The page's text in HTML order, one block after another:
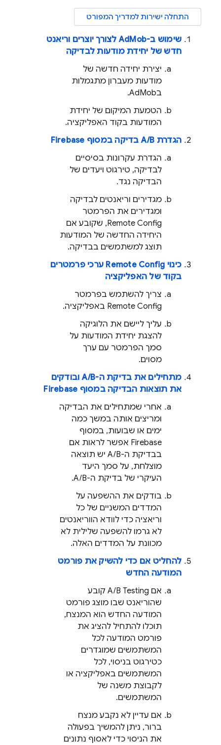
התחלה ישירות למדריך המפורט
שימוש ב-AdMobלצורך יוצרים וריאנט
חדש של יחידת מודעות לבדיקה
יצירת יחידה חדשה של
מודעות מעברון מתגמלות
בAdMob
.
הטמעת המיקום של יחידת
המודעות בקוד האפליקציה.
הגדרת A/B בדיקה במסוף
Firebase
הגדרת עקרונות בסיסיים
לבדיקה, טירגוט ויעדים של
הבדיקה נגד.
מגדירים וריאנטים לבדיקה
ומגדירים את הפרמטר
Remote Config, שקובע אם
היחידה החדשה של המודעות
תוצג למשתמשים בבדיקה.
כינוי Remote Config ערכי פרמטרים
בקוד של האפליקציה
צריך להשתמש בפרמטר
Remote Config באפליקציה.
עליך ליישם את הלוגיקה
להצגת יחידת המודעות על
סמך הפרמטר עם ערך
מסוים.
מתחילים את בדיקת ה-A/B ובודקים
את תוצאות הבדיקה במסוף Firebase
אחרי שמתחילים את הבדיקה
ומריצים אותה במשך כמה
ימים או שבועות, במסוף
Firebase אפשר לראות אם
בבדיקת ה-A/B יש תוצאה
מוצלחת, על סמך היעד
העיקרי של בדיקת ה-A/B.
בודקים את ההשפעה על
המדדים המשניים של כל
וריאציה כדי לוודא הווריאנטים
לא גרמו להשפעה שלילית לא
מכוונת על המדדים האלה.
להחליט אם כדי להשיק את פורמט
המודעה החדש
אם A/B Testing קובע
שהוריאנט שבו מוצג פורמט
המודעה החדש הוא המנצח,
תוכלו להתחיל להציג את
פורמט המודעה לכל
המשתמשים שמוגדרים
כטירגוט בניסוי, לכל
המשתמשים באפליקציה או
לקבוצת משנה של
המשתמשים.
אם עדיין לא נקבע מנצח
ברור, ניתן להמשיך בפעולה
את הניסוי כדי לאסוף נתונים